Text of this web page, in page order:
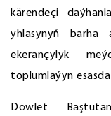
kärendeçi
yhlasynyň barha
ekerançylyk
toplumlaýyn
Döwlet